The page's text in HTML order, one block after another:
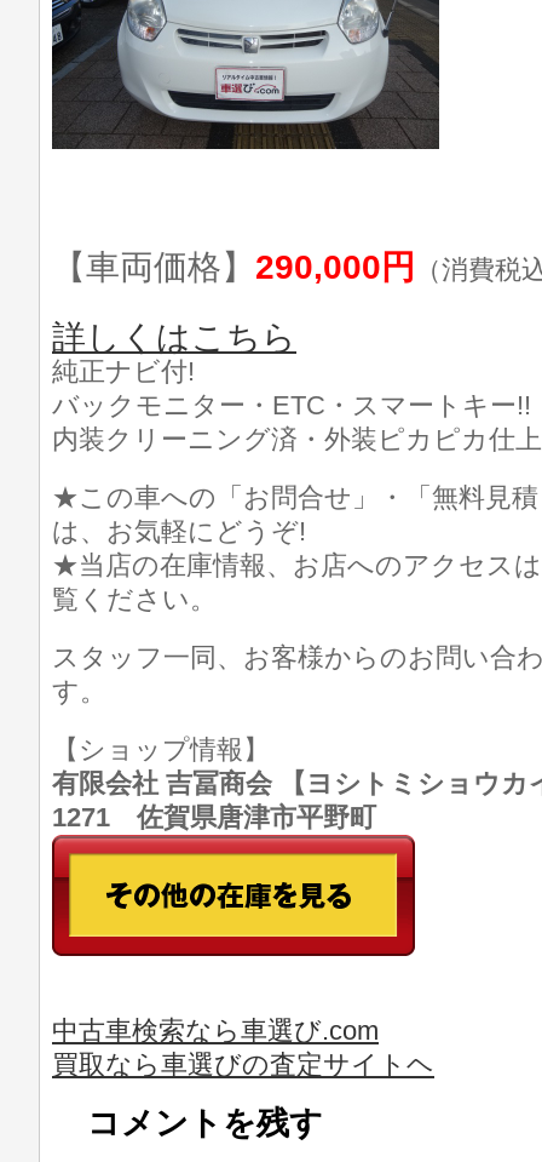
【車両価格】 290,000円 （消費税
詳しくはこちら
純正ナビ付!
バックモニター・ETC・スマートキー!!
内装クリーニング済・外装ピカピカ仕
★この車への「お問合せ」・「無料見
は、お気軽にどうぞ!
★当店の在庫情報、お店へのアクセス
覧ください。
スタッフ一同、お客様からのお問い合
す。
【ショップ情報】
有限会社 吉冨商会 【ヨシトミショウ
1271 佐賀県唐津市平野町
中古車検索なら車選び.com
買取なら車選びの査定サイトヘ
コメントを残す